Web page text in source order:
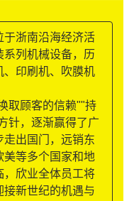
于浙南沿海经济活
系列机械设备，历
、印刷机、吹膜机
取顾客的信赖""持
针，逐渐赢得了广
走出国门，远销东
美等多个国家和地
，欣业全体员工将
接新世纪的机遇与